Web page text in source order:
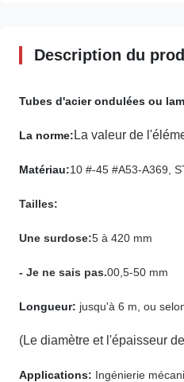
Description du
Tubes d'acier ondulées ou
La norme: La valeur de
Matériau:10 #-45 #A53-A369,
Tailles:
Une surdose:5 à 420 mm
- Je ne sais pas.00,5-50 mm
Longueur: jusqu'à 6 m, ou
(Le diamètre et l'épaisseur
Applications: Ingénierie